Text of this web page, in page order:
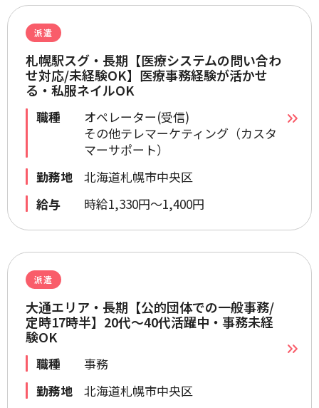
派遣
札幌駅スグ・長期【医療システムの問い合わ
せ対応/未経験OK】医療事務経験が活かせ
る・私服ネイルOK
職種
オペレーター(受信)
その他テレマーケティング（カスタ
マーサポート）
勤務地
北海道札幌市中央区
給与
時給1,330円～1,400円
派遣
大通エリア・長期【公的団体での一般事務/
定時17時半】20代～40代活躍中・事務未経
験OK
職種
事務
勤務地
北海道札幌市中央区